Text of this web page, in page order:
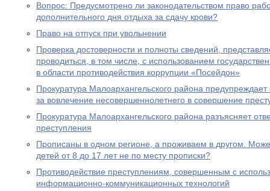
Вопрос: Предусмотрено ли законодательством право
дополнительного дня отдыха за сдачу крови?
Право на отпуск при увольнении
Проверка достоверности и полноты сведений,
проводиться, в том числе, с использованием
в области противодействия коррупции «Посейдон»
Прокуратура Малоархангельского района предупреждает
за вовлечение несовершеннолетнего в совершение
Прокуратура Малоархангельского района разъясняет
преступления
Прописаны в одном регионе, а проживаем в другом.
детей от 8 до 17 лет не по месту прописки?
Противодействие преступлениям, совершенным с
информационно-коммуникационных технологий